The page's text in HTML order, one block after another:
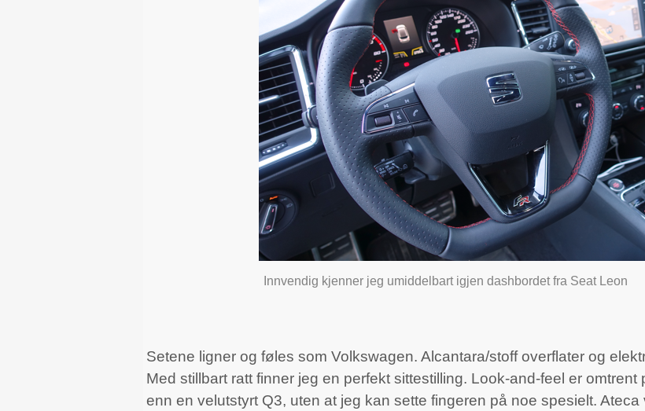
Innvendig kjenner jeg umiddelbart igjen dashbordet fra Seat Leon
Setene ligner og føles som Volkswagen. Alcantara/stoff overflater og
Med stillbart ratt finner jeg en perfekt sittestilling. Look-and-feel er
enn en velutstyrt Q3, uten at jeg kan sette fingeren på noe spesielt.